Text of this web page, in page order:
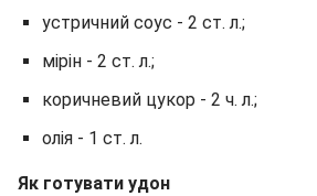
устричний соус - 2 ст. л.;
мірін - 2 ст. л.;
коричневий цукор - 2 ч. л.;
олія - 1 ст. л.
Як готувати удон